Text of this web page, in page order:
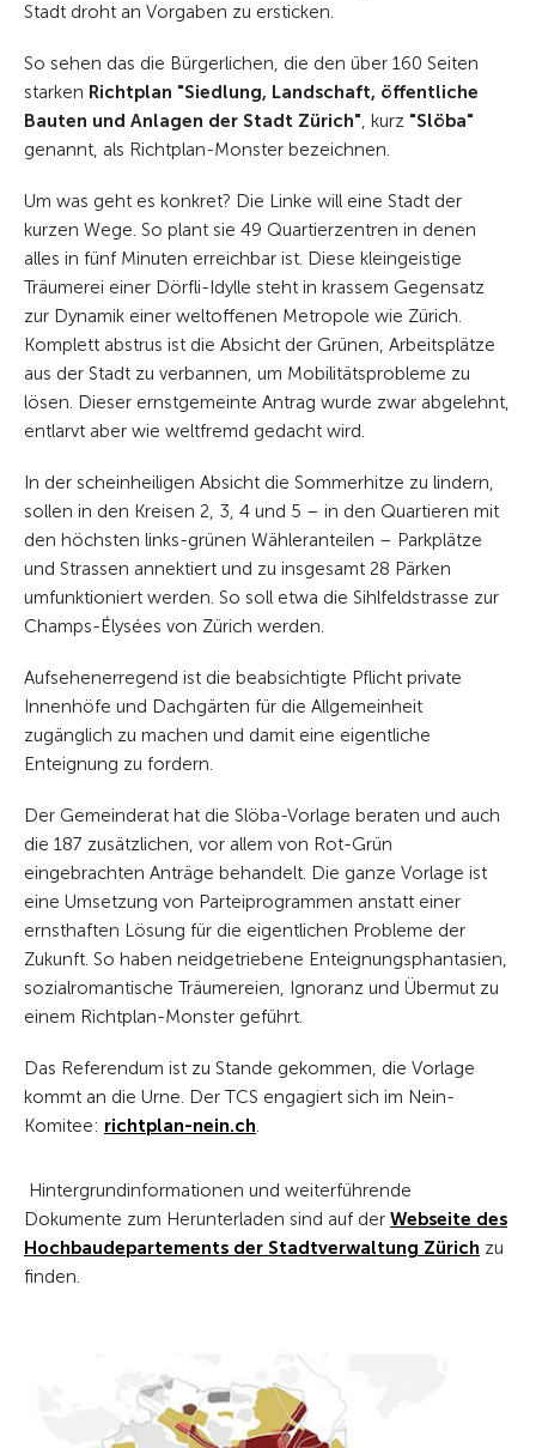
Stadt droht an Vorgaben zu ersticken.
So sehen das die Bürgerlichen, die den über 160 Seiten
starken Richtplan "Siedlung, Landschaft, öffentliche
Bauten und Anlagen der Stadt Zürich", kurz "Slöba"
genannt, als Richtplan-Monster bezeichnen.
Um was geht es konkret? Die Linke will eine Stadt der
kurzen Wege. So plant sie 49 Quartierzentren in denen
alles in fünf Minuten erreichbar ist. Diese kleingeistige
Träumerei einer Dörfli-Idylle steht in krassem Gegensatz
zur Dynamik einer weltoffenen Metropole wie Zürich.
Komplett abstrus ist die Absicht der Grünen, Arbeitsplätze
aus der Stadt zu verbannen, um Mobilitätsprobleme zu
lösen. Dieser ernstgemeinte Antrag wurde zwar abgelehnt,
entlarvt aber wie weltfremd gedacht wird.
In der scheinheiligen Absicht die Sommerhitze zu lindern,
sollen in den Kreisen 2, 3, 4 und 5 – in den Quartieren mit
den höchsten links-grünen Wähleranteilen – Parkplätze
und Strassen annektiert und zu insgesamt 28 Pärken
umfunktioniert werden. So soll etwa die Sihlfeldstrasse zur
Champs-Élysées von Zürich werden.
Aufsehenerregend ist die beabsichtigte Pflicht private
Innenhöfe und Dachgärten für die Allgemeinheit
zugänglich zu machen und damit eine eigentliche
Enteignung zu fordern.
Der Gemeinderat hat die Slöba-Vorlage beraten und auch
die 187 zusätzlichen, vor allem von Rot-Grün
eingebrachten Anträge behandelt. Die ganze Vorlage ist
eine Umsetzung von Parteiprogrammen anstatt einer
ernsthaften Lösung für die eigentlichen Probleme der
Zukunft. So haben neidgetriebene Enteignungsphantasien,
sozialromantische Träumereien, Ignoranz und Übermut zu
einem Richtplan-Monster geführt.
Das Referendum ist zu Stande gekommen, die Vorlage
kommt an die Urne. Der TCS engagiert sich im Nein-
Komitee: richtplan-nein.ch.
Hintergrundinformationen und weiterführende
Dokumente zum Herunterladen sind auf der Webseite des
Hochbaudepartements der Stadtverwaltung Zürich zu
finden.